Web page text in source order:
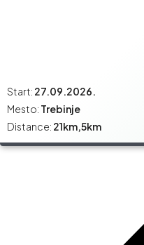
Start: 27.09.2026.
Mesto: Trebinje
Distance: 21km,5km